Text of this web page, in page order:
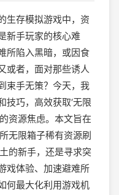
生存模拟游戏中，资
新手玩家的核心难
所陷入黑暗，或因食
或者，面对那些诱人
束手无策？今天，我
技巧，高效获取‘无限
资源焦虑。本文旨在
无限箱子稀有资源刷
的新手，还是寻求突
戏体验、加速避难所
何最大化利用游戏机